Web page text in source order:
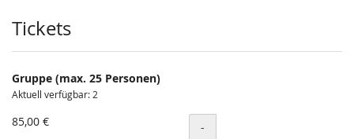
Produkte
Tickets
Gruppe (max. 25 Personen)
Aktuell verfügbar: 2
85,00 € Menge
-